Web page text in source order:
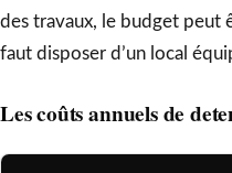
des travaux, le budget peut
faut disposer d’un local
Les coûts annuels de